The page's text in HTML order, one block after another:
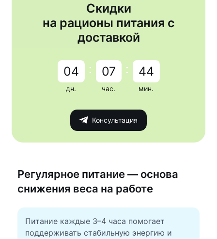
Скидки
на рационы питания с
доставкой
04
дн.
: 07
час.
: 44
мин.
Консультация
Регулярное питание — основа
снижения веса на работе
Питание каждые 3–4 часа помогает
поддерживать стабильную энергию и